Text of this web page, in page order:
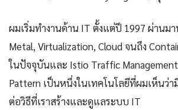
ผมเริ่มทำงานด้าน IT ตั้งแต่ปี 1997 ผ่านม
Metal, Virtualization, Cloud จนถึง
ในปัจจุบันและ Istio Traffic Management
Pattern เป็นหนึ่งในเทคโนโลยีที่ผมเห็นว่
ต่อวิธีที่เราสร้างและดูแลระบบ IT